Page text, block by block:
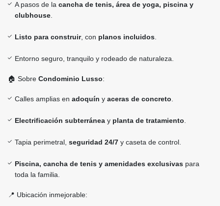
A pasos de la cancha de tenis, área de yoga, piscina y
clubhouse
Listo para construir, con planos incluidos
Entorno seguro, tranquilo y rodeado de naturaleza.
🏠 Sobre Condominio Lusso:
Calles amplias en adoquín y aceras de concreto
Electrificación subterránea y planta de tratamiento
Tapia perimetral, seguridad 24/7 y caseta de control.
Piscina, cancha de tenis y amenidades exclusivas para
toda la familia.
📍 Ubicación inmejorable: